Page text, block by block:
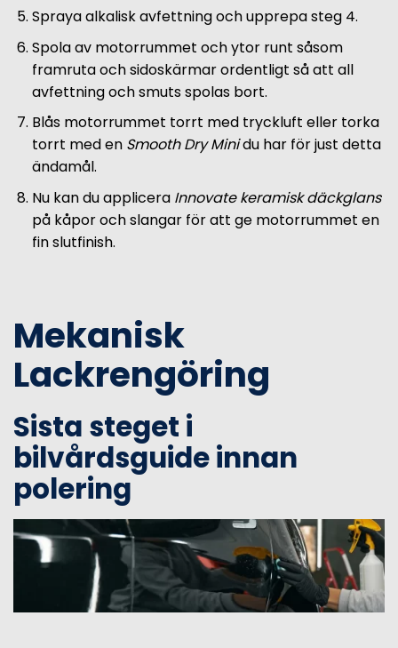
Spraya alkalisk avfettning och upprepa steg 4.
Spola av motorrummet och ytor runt såsom
framruta och sidoskärmar ordentligt så att all
avfettning och smuts spolas bort.
Blås motorrummet torrt med tryckluft eller torka
torrt med en Smooth Dry Minidu har för just detta
ändamål.
Nu kan du applicera Innovate keramisk däckglans
på kåpor och slangar för att ge motorrummet en
fin slutfinish.
Mekanisk
Lackrengöring
Sista steget i
bilvårdsguide innan
polering